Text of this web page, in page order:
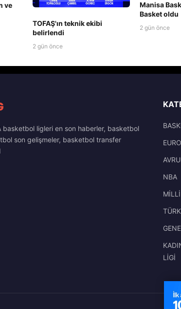
ve
TOFAŞ'ın teknik ekibi
belirlendi
2 gün önce
Manisa
Basket oldu
2 gün önce
basketbol ligleri en son haberler, basketbol
son gelişmeler, basketbol transfer
NBA
LİGİ